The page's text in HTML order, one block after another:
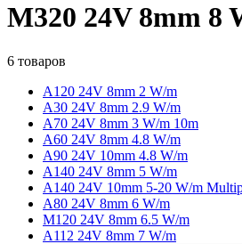
M320 24V 8mm 8
6 товаров
A120 24V 8mm 2 W/m
A30 24V 8mm 2.9 W/m
A70 24V 8mm 3 W/m 10m
A60 24V 8mm 4.8 W/m
A90 24V 10mm 4.8 W/m
A140 24V 8mm 5 W/m
A140 24V 10mm 5-20 W/m
A80 24V 8mm 6 W/m
M120 24V 8mm 6.5 W/m
A112 24V 8mm 7 W/m